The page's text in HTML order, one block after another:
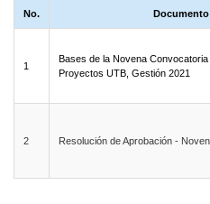
No. Documento
1
Bases de la Novena
Proyectos UTB, Gestión 2021
2 Resolución de Aprobación -